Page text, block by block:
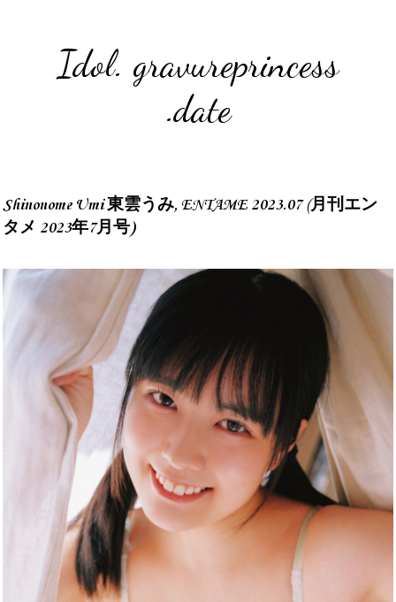
Idol. gravureprincess
.date
Shinonome Umi 東雲うみ, ENTAME 2023.07 (月刊エン
タメ 2023年7月号)